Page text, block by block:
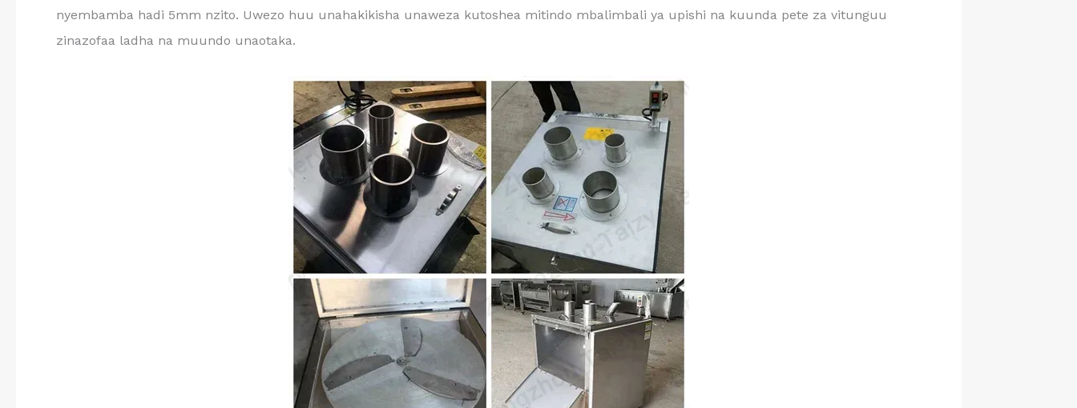
nyembamba hadi 5mm nzito. Uwezo huu unahakikisha unaweza kutoshea mitindo mbalimbali ya upishi na kuunda pete za vitunguu
zinazofaa ladha na muundo unaotaka.